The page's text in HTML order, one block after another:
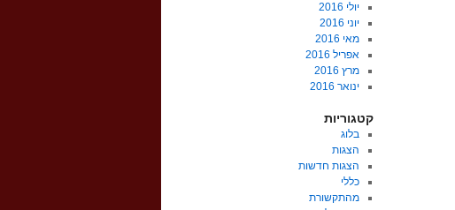
יולי 2016
יוני 2016
מאי 2016
אפריל 2016
מרץ 2016
ינואר 2016
קטגוריות
בלוג
הצגות
הצגות חדשות
כללי
מהתקשורת